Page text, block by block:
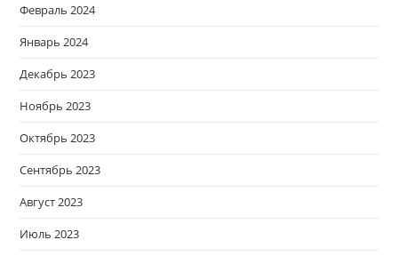
Февраль 2024
Январь 2024
Декабрь 2023
Ноябрь 2023
Октябрь 2023
Сентябрь 2023
Август 2023
Июль 2023